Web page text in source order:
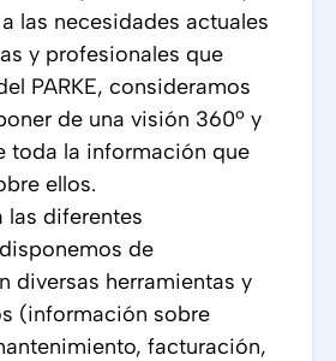
las necesidades actuales
y profesionales que
PARKE, consideramos
de una visión 360º y
toda la información que
ellos.
las diferentes
de
diversas herramientas y
(información sobre
facturación,